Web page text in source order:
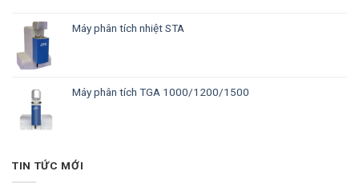
Máy phân tích nhiệt STA
Máy phân tích TGA 1000/1200/1500
TIN TỨC MỚI